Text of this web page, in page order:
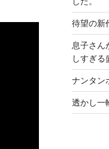
待望の新
息子さん
しすぎる
ナンタン
透かし一